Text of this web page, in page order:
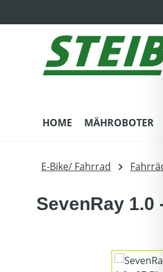
HOME MÄHROBOTER
E-Bike/ Fahrrad
SevenRay 1.0
Bildergalerie überspringen